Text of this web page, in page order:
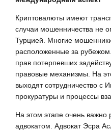
Криптовалюты имеют
случаи мошенничества не
Турцией. Многие
расположенные за
прав потерпевших
правовые механизмы. На
выходят сотрудничество
прокуратуры и процессы
На этом этапе очень важно
адвокатом. Адвокат Эсра